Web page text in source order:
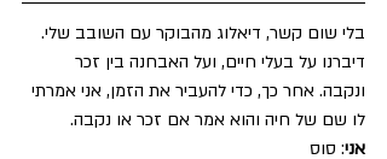
בלי שום קשר, דיאלוג מהבוקר עם השובב שלי.
דיברנו על בעלי חיים, ועל האבחנה בין זכר
ונקבה. אחר כך, כדי להעביר את הזמן, אני אמרתי
לו שם של חיה והוא אמר אם זכר או נקבה.
אני: סוס